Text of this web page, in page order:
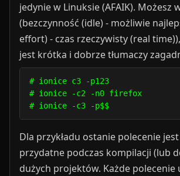
jedynie w Linuksie (AFAIK). Możesz
(bezczynność (idle) - możliwie
effort) - czas rzeczywisty (real
jest krótka i dobrze tłumaczy
# ionice c3 -
# ionice -c2 -n0
# ionice -c3 -
Dla przykładu ostanie polecenie
przydatne podczas kompilacji (lub
dużych projektów. Każde